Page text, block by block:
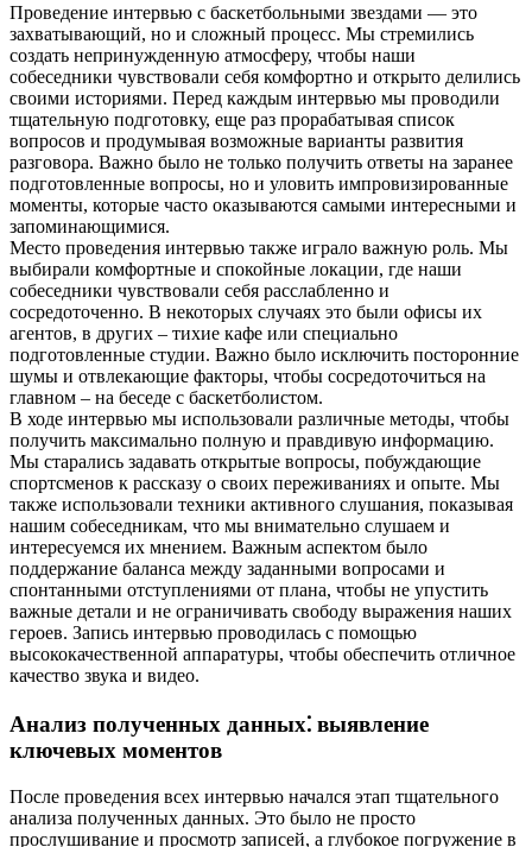
Проведение интервью с баскетбольными звездами — это
захватывающий, но и сложный процесс. Мы стремились
создать непринужденную атмосферу, чтобы наши
собеседники чувствовали себя комфортно и открыто делились
своими историями. Перед каждым интервью мы проводили
тщательную подготовку, еще раз прорабатывая список
вопросов и продумывая возможные варианты развития
разговора. Важно было не только получить ответы на заранее
подготовленные вопросы, но и уловить импровизированные
моменты, которые часто оказываются самыми интересными и
запоминающимися.
Место проведения интервью также играло важную роль. Мы
выбирали комфортные и спокойные локации, где наши
собеседники чувствовали себя расслабленно и
сосредоточенно. В некоторых случаях это были офисы их
агентов, в других – тихие кафе или специально
подготовленные студии. Важно было исключить посторонние
шумы и отвлекающие факторы, чтобы сосредоточиться на
главном – на беседе с баскетболистом.
В ходе интервью мы использовали различные методы, чтобы
получить максимально полную и правдивую информацию.
Мы старались задавать открытые вопросы, побуждающие
спортсменов к рассказу о своих переживаниях и опыте. Мы
также использовали техники активного слушания, показывая
нашим собеседникам, что мы внимательно слушаем и
интересуемся их мнением. Важным аспектом было
поддержание баланса между заданными вопросами и
спонтанными отступлениями от плана, чтобы не упустить
важные детали и не ограничивать свободу выражения наших
героев. Запись интервью проводилась с помощью
высококачественной аппаратуры, чтобы обеспечить отличное
качество звука и видео.
Анализ полученных данных⁚ выявление
ключевых моментов
После проведения всех интервью начался этап тщательного
анализа полученных данных. Это было не просто
прослушивание и просмотр записей, а глубокое погружение в